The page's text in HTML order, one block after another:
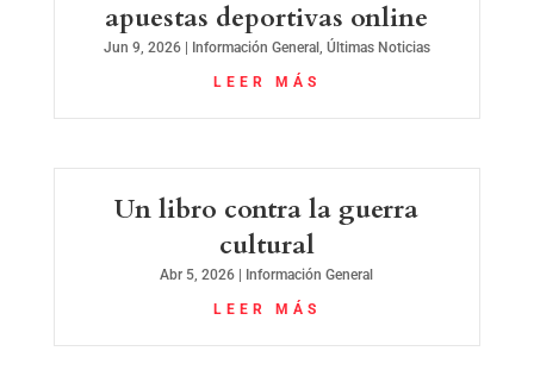
apuestas deportivas online
Jun 9, 2026| Información General, Últimas Noticias
LEER MÁS
Un libro contra la guerra
cultural
Abr 5, 2026 Información General
LEER MÁS